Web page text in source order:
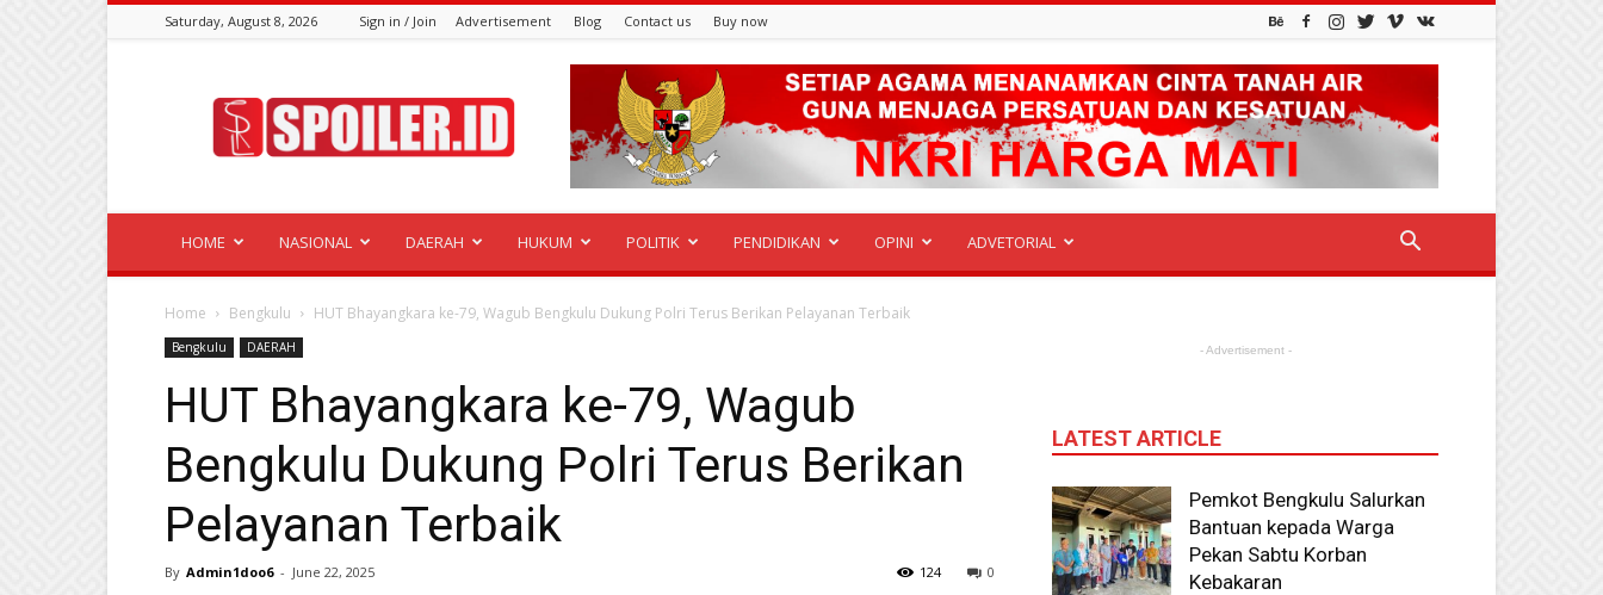
Saturday, August 8, 2026 Sign in / Join Advertisement Blog Contact us Buy now
HOME NASIONAL DAERAH HUKUM POLITIK PENDIDIKAN OPINI ADVETORIAL
Home Bengkulu HUT Bhayangkara ke-79, Wagub Bengkulu Dukung Polri Terus Berikan Pelayanan Terbaik
Bengkulu DAERAH
HUT Bhayangkara ke-79, Wagub
Bengkulu Dukung Polri Terus Berikan
Pelayanan Terbaik
By Admin1doo6 - June 22, 2025 0
124
- Advertisement -
LATEST ARTICLE
Pemkot Bengkulu Salurkan
Bantuan kepada Warga
Pekan Sabtu Korban
Kebakaran